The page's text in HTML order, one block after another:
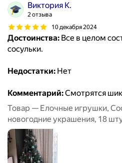
Виктория К.
2 отзыва
10 декабря 2024
Достоинства: Все в целом
сосульки.
Недостатки: Нет
Комментарий:Смотрятся
Товар — Елочные игрушки,
новогодние украшения, 18